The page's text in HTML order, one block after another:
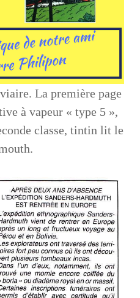
La première page
à vapeur « type 5 »,
classe, tintin lit le